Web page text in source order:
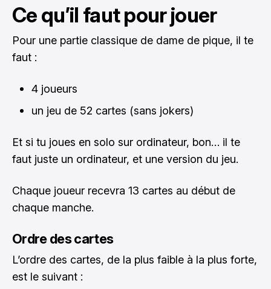
Ce qu’il faut pour jouer
Pour une partie classique de dame de pique, il te
faut :
4 joueurs
un jeu de 52 cartes (sans jokers)
Et si tu joues en solo sur ordinateur, bon… il te
faut juste un ordinateur, et une version du jeu.
Chaque joueur recevra 13 cartes au début de
chaque manche.
Ordre des cartes
L’ordre des cartes, de la plus faible à la plus forte,
est le suivant :